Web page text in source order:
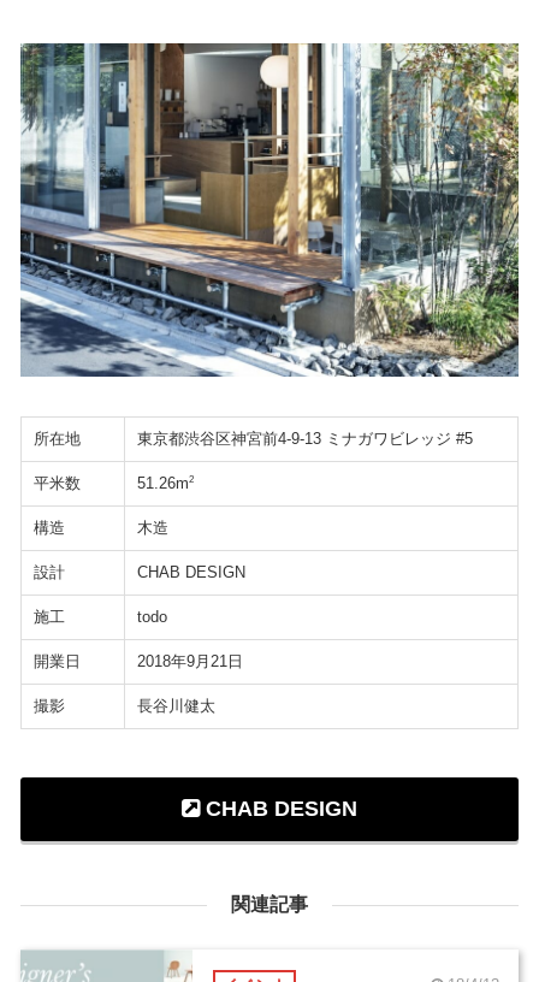
所在地 東京都渋谷区神宮前4-9-13 ミナガワビレッジ #5
平米数 51.26m2
構造 木造
設計 CHAB DESIGN
施工 todo
開業日 2018年9月21日
撮影 長谷川健太
CHAB DESIGN
関連記事